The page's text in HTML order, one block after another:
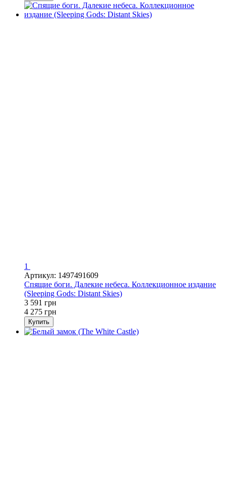
1
Артикул: 1497491609
Спящие боги. Далекие небеса. Коллекционное издание
(Sleeping Gods: Distant Skies)
3 591 грн
4 275 грн
Купить